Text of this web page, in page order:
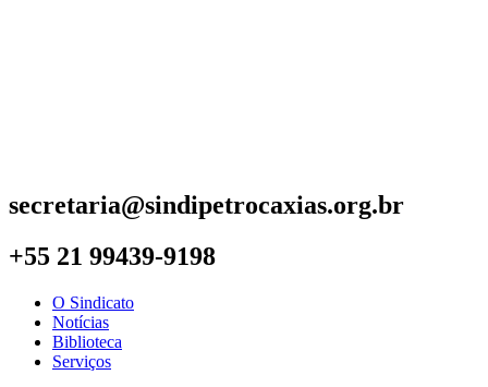
secretaria@sindipetrocaxias.org.br
+55 21 99439-9198
O Sindicato
Notícias
Biblioteca
Serviços